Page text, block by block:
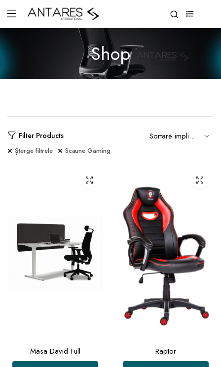
Shop
Filter Products
Șterge filtrele Scaune Gaming
Masa David Full Raptor